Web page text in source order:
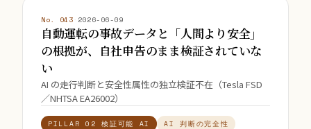
No. 043 2026-06-09
自動運転の事故データと「人間より安全」
の根拠が、自社申告のまま検証されていな
い
AI の走行判断と安全性属性の独立検証不在（Tesla FSD
／NHTSA EA26002）
PILLAR 02 検証可能 AI
AI 判断の完全性